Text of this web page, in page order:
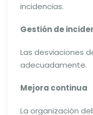
incidencias.
Gestión de
Las desviaciones
adecuadamente.
Mejora continua
La organización